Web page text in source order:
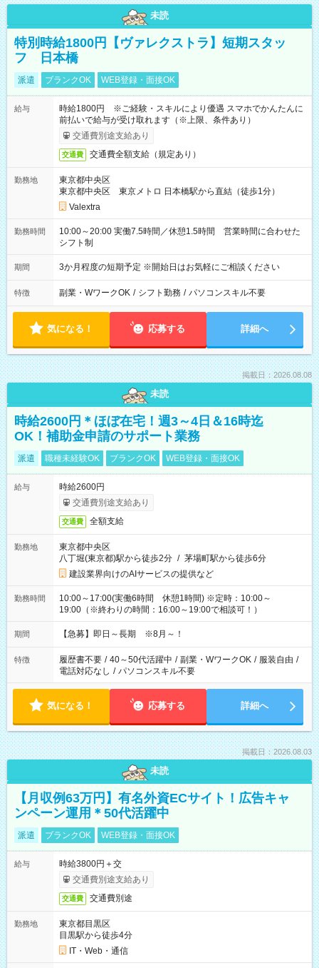
未読
特別時給1800円【ヴァレクストラ】短期スタッ
フ 日本橋
派遣 ブランクOK WEB登録・面接OK
給与
時給1800円 ※ご経験・スキルにより優遇 スマホでかんたんに
前払いで給与が受け取れます（※上限、条件あり）
交通費別途支給あり
交通費 交通費全額支給（規定あり）
勤務地
東京都中央区
東京都中央区 東京メトロ 日本橋駅から直結（徒歩1分）
Valextra
勤務時間
10:00～20:00 実働7.5時間／休憩1.5時間 営業時間に合わせた
シフト制
期間 3か月程度の短期予定 ※開始日はお気軽にご相談ください
特徴 副業・WワークOK / シフト勤務 / パソコンスキル不要
気になる！ 応募する 詳細へ
掲載日：2026.08.08
未読
時給2600円＊ほぼ在宅！週3～4日＆16時迄
OK！補助金申請のサポート業務
派遣 職種未経験OK ブランクOK WEB登録・面接OK
給与
時給2600円
交通費別途支給あり
交通費 全額支給
勤務地
東京都中央区
八丁堀(東京都)駅から徒歩2分 / 茅場町駅から徒歩6分
建設業界向けのAIサービスの提供など
勤務時間
10:00～17:00(実働6時間 休憩1時間) ※定時：10:00～
19:00（※終わりの時間：16:00～19:00で相談可！）
期間 【急募】即日～長期 ※8月～！
特徴 履歴書不要 / 40～50代活躍中 / 副業・WワークOK / 服装自由 /
電話対応なし / パソコンスキル不要
気になる！ 応募する 詳細へ
掲載日：2026.08.03
未読
【月収例63万円】有名外資ECサイト！広告キャ
ンペーン運用＊50代活躍中
派遣 ブランクOK WEB登録・面接OK
給与
時給3800円＋交
交通費別途支給あり
交通費 交通費別途
勤務地
東京都目黒区
目黒駅から徒歩4分
IT・Web・通信